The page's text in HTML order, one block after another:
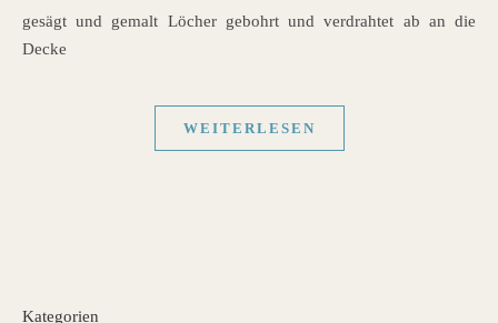
gesägt und gemalt Löcher gebohrt und verdrahtet ab an die
Decke
WEITERLESEN
Kategorien